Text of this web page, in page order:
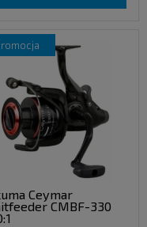
Ceymar
CMBF-330
promocja